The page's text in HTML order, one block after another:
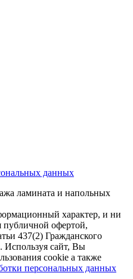
данных
ламината и напольных
характер, и ни
публичной офертой,
437(2) Гражданского
Используя сайт, Вы
cookie а также
персональных данных